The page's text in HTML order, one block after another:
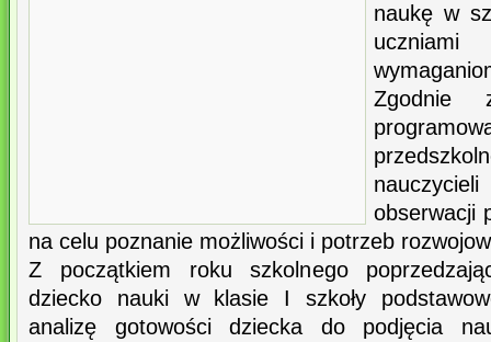
naukę w
Zgodnie
obserwacji
na celu poznanie możliwości i potrzeb
Z początkiem roku szkolnego
dziecko nauki w klasie I szkoły
analizę gotowości dziecka do podjęcia